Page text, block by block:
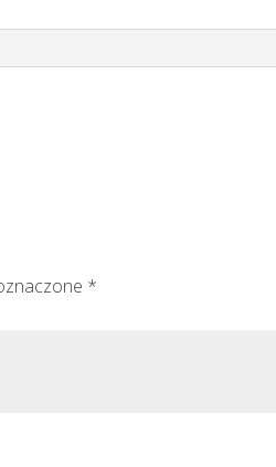
*